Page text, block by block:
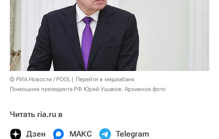
© РИА Новости / POOL
Перейти в медиабанк
Помощник президента РФ Юрий Ушаков. Архивное фото
Читать ria.ru в
Дзен МАКС Telegram